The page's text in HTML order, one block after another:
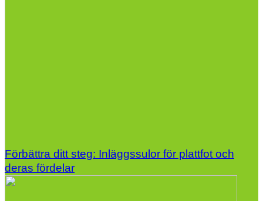
Förbättra ditt steg: Inläggssulor för plattfot och
deras fördelar